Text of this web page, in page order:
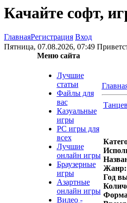
Качайте софт,
ГлавнаяРегистрация Вход
Пятница, 07.08.2026, 07:49
Меню сайта
Лучшие
статьи
Файлы для
вас
Казуальные
игры
PC игры для
всех
Лучшие
онлайн игры
Браузерные
игры
Азартные
онлайн игры
Видео -
Жанр:
Год